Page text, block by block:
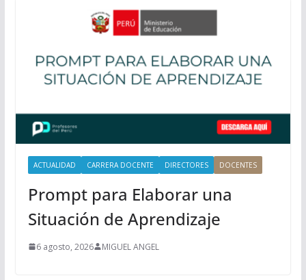
a
ACTUALIDAD CARRERA DOCENTE DIRECTORES DOCENTES
Prompt para Elaborar una
Situación de Aprendizaje
6 agosto, 2026 MIGUEL ANGEL